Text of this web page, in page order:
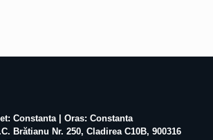
Constanta | Oras: Constanta
Brătianu Nr. 250, Cladirea C10B, 900316